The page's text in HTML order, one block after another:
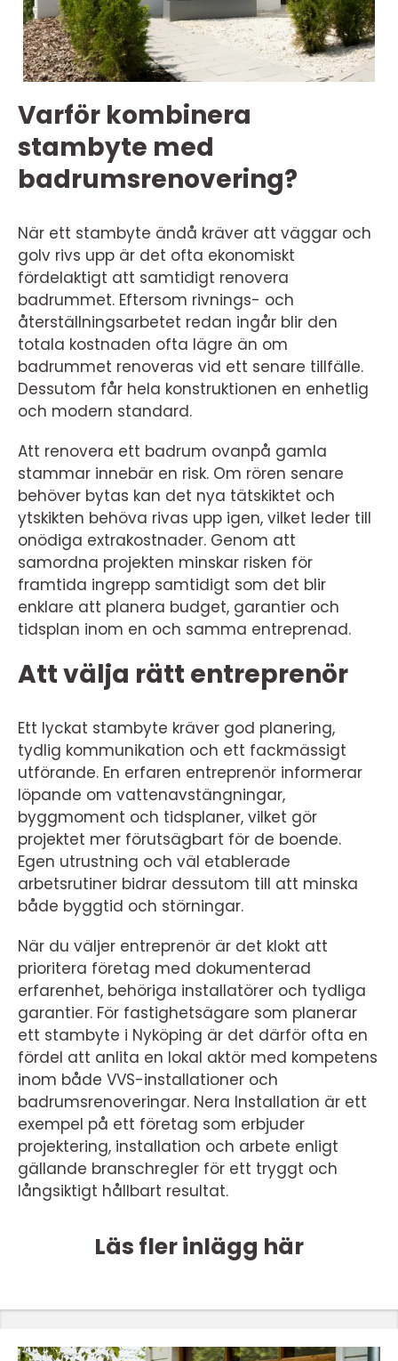
Varför kombinera
stambyte med
badrumsrenovering?
När ett stambyte ändå kräver att väggar och
golv rivs upp är det ofta ekonomiskt
fördelaktigt att samtidigt renovera
badrummet. Eftersom rivnings- och
återställningsarbetet redan ingår blir den
totala kostnaden ofta lägre än om
badrummet renoveras vid ett senare tillfälle.
Dessutom får hela konstruktionen en enhetlig
och modern standard.
Att renovera ett badrum ovanpå gamla
stammar innebär en risk. Om rören senare
behöver bytas kan det nya tätskiktet och
ytskikten behöva rivas upp igen, vilket leder till
onödiga extrakostnader. Genom att
samordna projekten minskar risken för
framtida ingrepp samtidigt som det blir
enklare att planera budget, garantier och
tidsplan inom en och samma entreprenad.
Att välja rätt entreprenör
Ett lyckat stambyte kräver god planering,
tydlig kommunikation och ett fackmässigt
utförande. En erfaren entreprenör informerar
löpande om vattenavstängningar,
byggmoment och tidsplaner, vilket gör
projektet mer förutsägbart för de boende.
Egen utrustning och väl etablerade
arbetsrutiner bidrar dessutom till att minska
både byggtid och störningar.
När du väljer entreprenör är det klokt att
prioritera företag med dokumenterad
erfarenhet, behöriga installatörer och tydliga
garantier. För fastighetsägare som planerar
ett stambyte i Nyköping är det därför ofta en
fördel att anlita en lokal aktör med kompetens
inom både VVS-installationer och
badrumsrenoveringar. Nera Installation är ett
exempel på ett företag som erbjuder
projektering, installation och arbete enligt
gällande branschregler för ett tryggt och
långsiktigt hållbart resultat.
Läs fler inlägg här